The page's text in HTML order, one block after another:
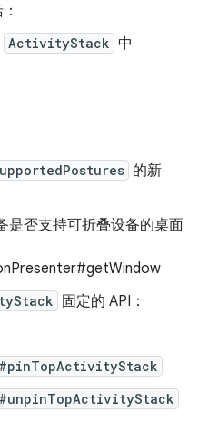
ActivityStack 中
的新
是否支持可折叠设备的桌面
固定的 API：